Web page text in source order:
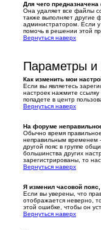
Для чего
Она удаляет все файлы
также выполняет другие
администратором. Если
помочь в решении этой
Вернуться наверх
Параметры и
Как изменить мои
Если вы являетесь
настроек нажмите
попадете в центр
Вернуться наверх
На форуме
Обычно время
неправильным временем
другой пояс в группе
большинства других
зарегистрированы, то
Вернуться наверх
Я изменил часовой
Если вы уверены, что
отображается неверно,
этой ошибке, чтобы он
Вернуться наверх